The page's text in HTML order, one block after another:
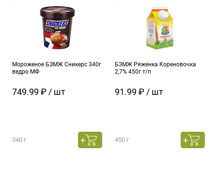
Мороженое БЗМЖ Сникерс 340г
ведро МФ
749.99 ₽ / шт
340 г
БЗМЖ Ряженка Кореновочка
2,7% 450г т/п
91.99 ₽ / шт
450 г